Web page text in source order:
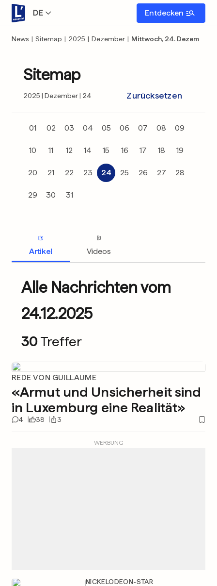
DE Entdecken
News | Sitemap | 2025 | Dezember | Mittwoch, 24. Dezember
Sitemap
2025 Dezember 24 Zurücksetzen
01 02 03 04 05 06 07 08 09
10 11 12 14 15 16 17 18 19
20 21 22 23 24 25 26 27 28
29 30 31
Artikel Videos
Alle Nachrichten vom
24.12.2025
30 Treffer
REDE VON GUILLAUME
«Armut und Unsicherheit sind
in Luxemburg eine Realität»
4 38 3
NICKELODEON-STAR
WERBUNG